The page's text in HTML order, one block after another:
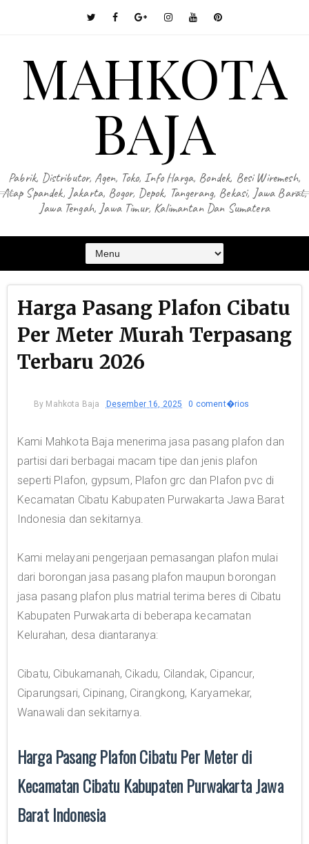
MAHKOTA
BAJA
Pabrik, Distributor, Agen, Toko, Info Harga, Bondek, Besi Wiremesh,
Atap Spandek, Jakarta, Bogor, Depok, Tangerang, Bekasi, Jawa Barat,
Jawa Tengah, Jawa Timur, Kalimantan Dan Sumatera
Harga Pasang Plafon Cibatu
Per Meter Murah Terpasang
Terbaru 2026
By Mahkota Baja Desember 16, 2025 0 coment�rios
Kami Mahkota Baja menerima jasa pasang plafon dan
partisi dari berbagai macam tipe dan jenis plafon
seperti Plafon, gypsum, Plafon grc dan Plafon pvc di
Kecamatan Cibatu Kabupaten Purwakarta Jawa Barat
Indonesia dan sekitarnya.
Kami melayani pengerjaan pemasangan plafon mulai
dari borongan jasa pasang plafon maupun borongan
jasa pasang plafon plus matrial terima beres di Cibatu
Kabupaten Purwakarta di beberapa kecamatan
Kelurahan, desa diantaranya:
Cibatu, Cibukamanah, Cikadu, Cilandak, Cipancur,
Ciparungsari, Cipinang, Cirangkong, Karyamekar,
Wanawali dan sekitarnya.
Harga Pasang Plafon Cibatu Per Meter di
Kecamatan Cibatu Kabupaten Purwakarta Jawa
Barat Indonesia